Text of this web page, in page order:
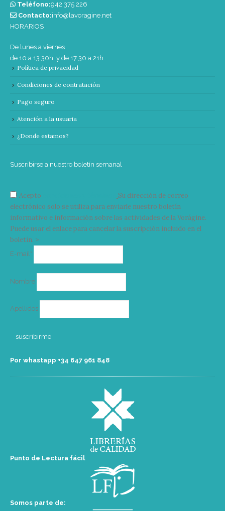
Teléfono:‭942 375 226‬
Contacto:info@lavoragine.net
HORARIOS
De lunes a viernes
de 10 a 13:30h. y de 17:30 a 21h.
Política de privacidad
Condiciones de contratación
Pago seguro
Atención a la usuaria
¿Donde estamos?
Suscribirse a nuestro boletín semanal
Acepto
Su dirección de correo
electrónico solo se utiliza para enviarle nuestro boletín
informativo e información sobre las actividades de la Vorágine.
Puede usar el enlace para cancelar la suscripción incluido en el
boletín. >
E-mail*
Nombre
Apellidos
Por whastapp +34 ‭647 961 848‬
Punto de Lectura fácil
Somos parte de: